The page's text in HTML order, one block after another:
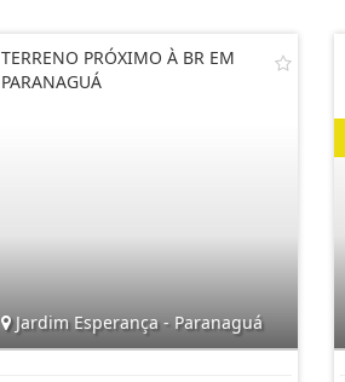
TERRENO PRÓXIMO À BR EM
PARANAGUÁ
Jardim Esperança - Paranaguá